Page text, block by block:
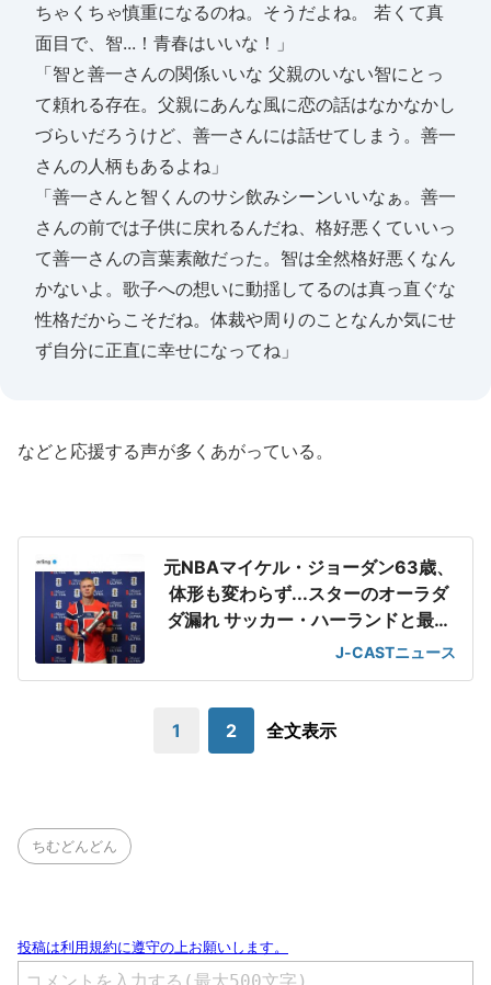
ちゃくちゃ慎重になるのね。そうだよね。 若くて真
面目で、智...！青春はいいな！」
「智と善一さんの関係いいな 父親のいない智にとっ
て頼れる存在。父親にあんな風に恋の話はなかなかし
づらいだろうけど、善一さんには話せてしまう。善一
さんの人柄もあるよね」
「善一さんと智くんのサシ飲みシーンいいなぁ。善一
さんの前では子供に戻れるんだね、格好悪くていいっ
て善一さんの言葉素敵だった。智は全然格好悪くなん
かないよ。歌子への想いに動揺してるのは真っ直ぐな
性格だからこそだね。体裁や周りのことなんか気にせ
ず自分に正直に幸せになってね」
などと応援する声が多くあがっている。
元NBAマイケル・ジョーダン63歳、
体形も変わらず...スターのオーラダ
ダ漏れ サッカー・ハーランドと最強
2ショットJ-CASTニュース
1 2 全文表示
ちむどんどん